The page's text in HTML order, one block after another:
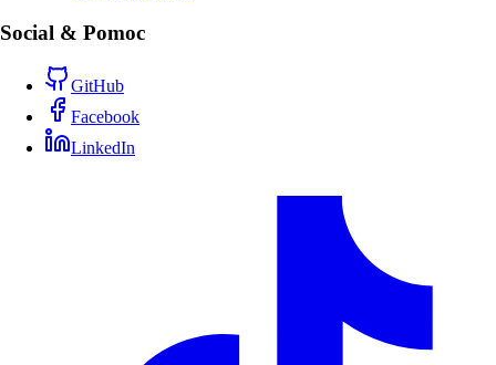
Social & Pomoc
GitHub
Facebook
LinkedIn